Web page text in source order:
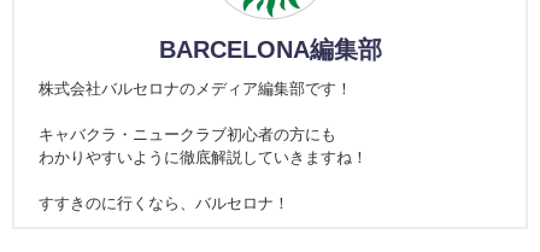
BARCELONA編集部
株式会社バルセロナのメディア編集部です！
キャバクラ・ニュークラブ初心者の方にも
わかりやすいように徹底解説していきますね！
すすきのに行くなら、バルセロナ！